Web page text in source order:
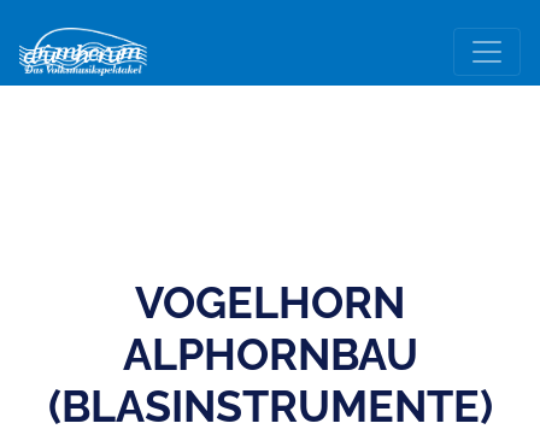
VOGELHORN
ALPHORNBAU
(BLASINSTRUMENTE)